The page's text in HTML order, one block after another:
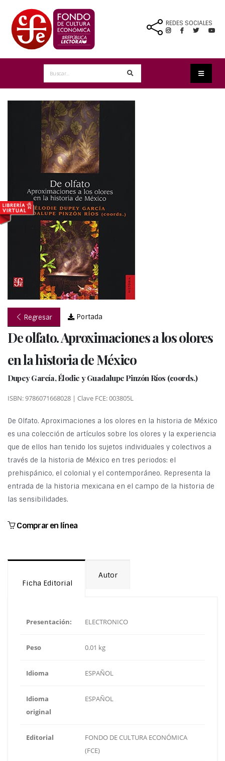
REDES SOCIALES
Regresar Portada
De olfato. Aproximaciones a los olores
en la historia de México
Dupey García, Élodie y Guadalupe Pinzón Ríos (coords.)
ISBN: 9786071668028 | Clave FCE: 003805L
De Olfato. Aproximaciones a los olores en la historia de México
es una colección de artículos sobre los olores y la experiencia
que de ellos han tenido los sujetos individuales y colectivos a
través de la historia de México en tres periodos: el
prehispánico, el colonial y el contemporáneo. Representa la
entrada de la historia mexicana en el campo de la historia de
las sensibilidades.
Comprar en línea
Ficha Editorial
Autor
Presentación: ELECTRONICO
Peso 0.01 kg
Idioma ESPAÑOL
Idioma
original
ESPAÑOL
Editorial
FONDO DE CULTURA ECONÓMICA
(FCE)